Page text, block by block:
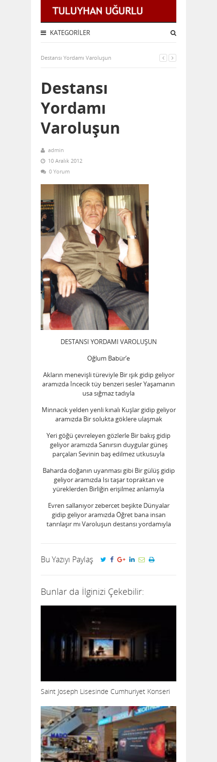
KATEGORILER
Destansı Yordamı Varoluşun
Destansı
Yordamı
Varoluşun
admin
10 Aralık 2012
0 Yorum
DESTANSI YORDAMI VAROLUŞUN
Oğlum Babür’e
Akların menevişli türeviyle Bir ışık gidip geliyor
aramızda İncecik tüy benzeri sesler Yaşamanın
usa sığmaz tadıyla
Minnacık yelden yenli kınalı Kuşlar gidip geliyor
aramızda Bir solukta göklere ulaşmak
Yeri göğü çevreleyen gözlerle Bir bakış gidip
geliyor aramızda Sanırsın duygular güneş
parçaları Sevinin baş edilmez utkusuyla
Baharda doğanın uyanması gibi Bir gülüş gidip
geliyor aramızda Isı taşar topraktan ve
yüreklerden Birliğin erişilmez anlamıyla
Evren sallanıyor zebercet beşikte Dünyalar
gidip geliyor aramızda Öğret bana insan
tanrılaşır mı Varoluşun destansı yordamıyla
Bu Yazıyı Paylaş
Bunlar da İlginizi Çekebilir:
Saint Joseph Lisesinde Cumhuriyet Konseri